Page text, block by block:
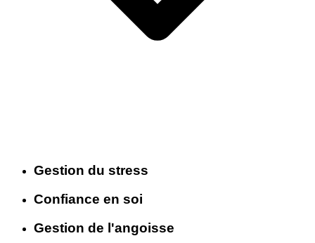
Gestion du stress
Confiance en soi
Gestion de l'angoisse